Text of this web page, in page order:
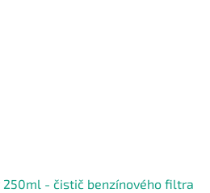
250ml - čistič benzínového filtra